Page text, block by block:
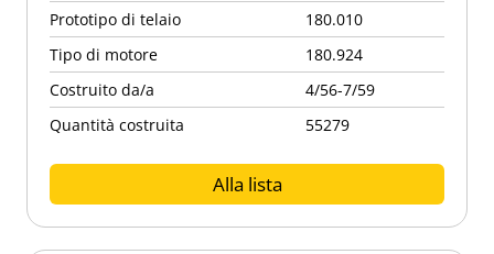
Prototipo di telaio
180.010
Tipo di motore
180.924
Costruito da/a
4/56-7/59
Quantità costruita
55279
Alla lista